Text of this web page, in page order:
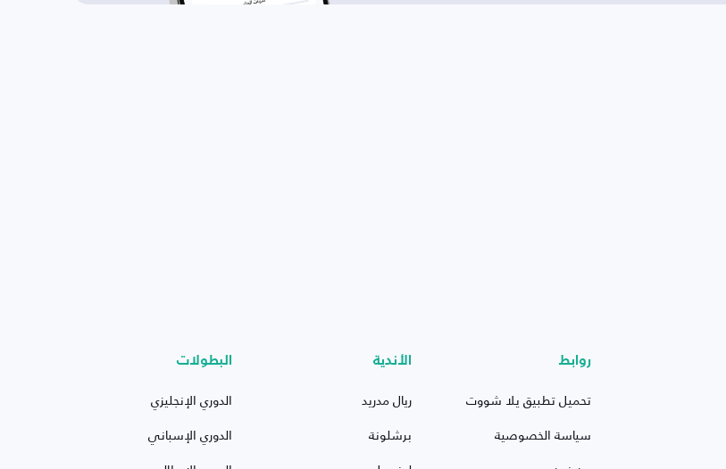
روابط
تحميل تطبيق يلا شووت
سياسة الخصوصية
الأندية
ريال مدريد
برشلونة
البطولات
الدوري الإنجليزي
الدوري الإسباني